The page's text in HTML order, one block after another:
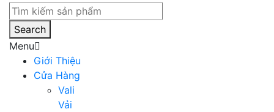
Search
Menu
Giới Thiệu
Cửa Hàng
Vali
Vải